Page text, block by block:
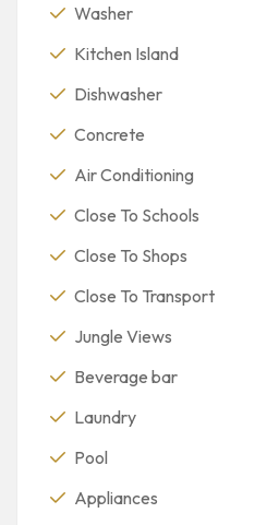
Washer
Kitchen Island
Dishwasher
Concrete
Air Conditioning
Close To Schools
Close To Shops
Close To Transport
Jungle Views
Beverage bar
Laundry
Pool
Appliances